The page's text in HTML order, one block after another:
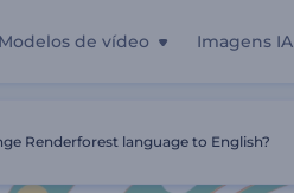
Modelos de vídeo Imagens IA
Renderforest language to English?